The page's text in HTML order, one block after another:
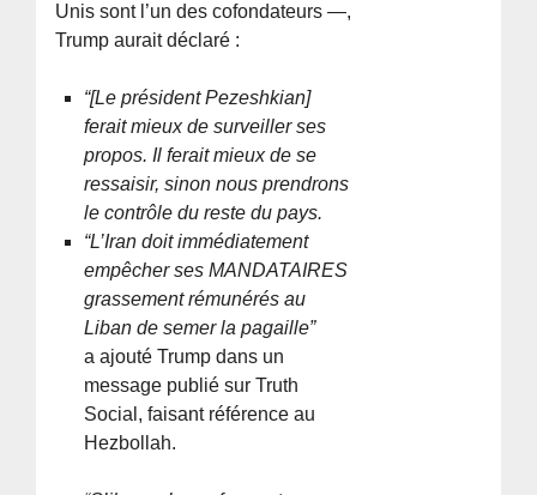
Unis sont l’un des cofondateurs —,
Trump aurait déclaré :
“[Le président Pezeshkian]
ferait mieux de surveiller ses
propos. Il ferait mieux de se
ressaisir, sinon nous prendrons
le contrôle du reste du pays.
“L’Iran doit immédiatement
empêcher ses MANDATAIRES
grassement rémunérés au
Liban de semer la pagaille”
a ajouté Trump dans un
message publié sur Truth
Social, faisant référence au
Hezbollah.